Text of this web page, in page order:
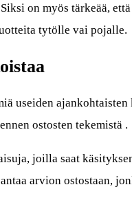
on myös tärkeää,
tytölle vai pojalle.
useiden
ostosten tekemistä .
joilla saat
arvion ostostaan,